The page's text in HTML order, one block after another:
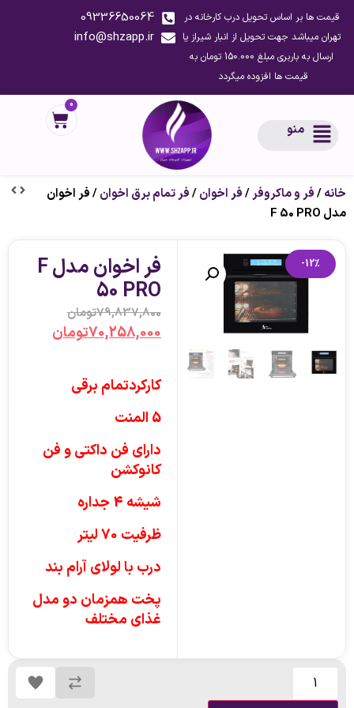
قیمت ها بر اساس تحویل درب کارخانه در
تهران میباشد جهت تحویل از انبار شیراز یا
ارسال به باربری مبلغ 150.000 تومان به
قیمت ها افزوده میگردد
09336650064
info@shzapp.ir
منو
0
خانه/فر و ماکروفر/فر اخوان/فر تمام برق اخوان/ فر اخوان
مدل F 50 PRO
-12% فر اخوان مدل F
50 PRO
79,837,800تومان
70,258,000تومان
کارکردتمام برقی
5 المنت
دارای فن داکتی و فن
کانوکشن
شیشه 4 جداره
ظرفیت 70 لیتر
درب با لولای آرام بند
پخت همزمان دو مدل
غذای مختلف